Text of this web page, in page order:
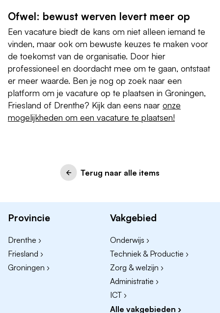
Ofwel: bewust werven levert meer op
Een vacature biedt de kans om niet alleen iemand te
vinden, maar ook om bewuste keuzes te maken voor
de toekomst van de organisatie. Door hier
professioneel en doordacht mee om te gaan, ontstaat
er meer waarde. Ben je nog op zoek naar een
platform om je vacature op te plaatsen in Groningen,
Friesland of Drenthe? Kijk dan eens naar onze
mogelijkheden om een vacature te plaatsen!
Terug naar alle items
Provincie
Drenthe ›
Friesland ›
Groningen ›
Vakgebied
Onderwijs ›
Techniek & Productie ›
Zorg & welzijn ›
Administratie ›
ICT ›
Alle vakgebieden ›